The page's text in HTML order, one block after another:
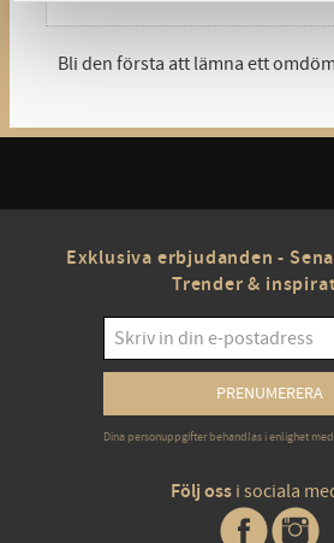
Bli den första att lämna ett
Exklusiva erbjudanden -
Trender &
PRENUMERERA
Dina personuppgifter behandlas i enlighet
Följ oss i sociala